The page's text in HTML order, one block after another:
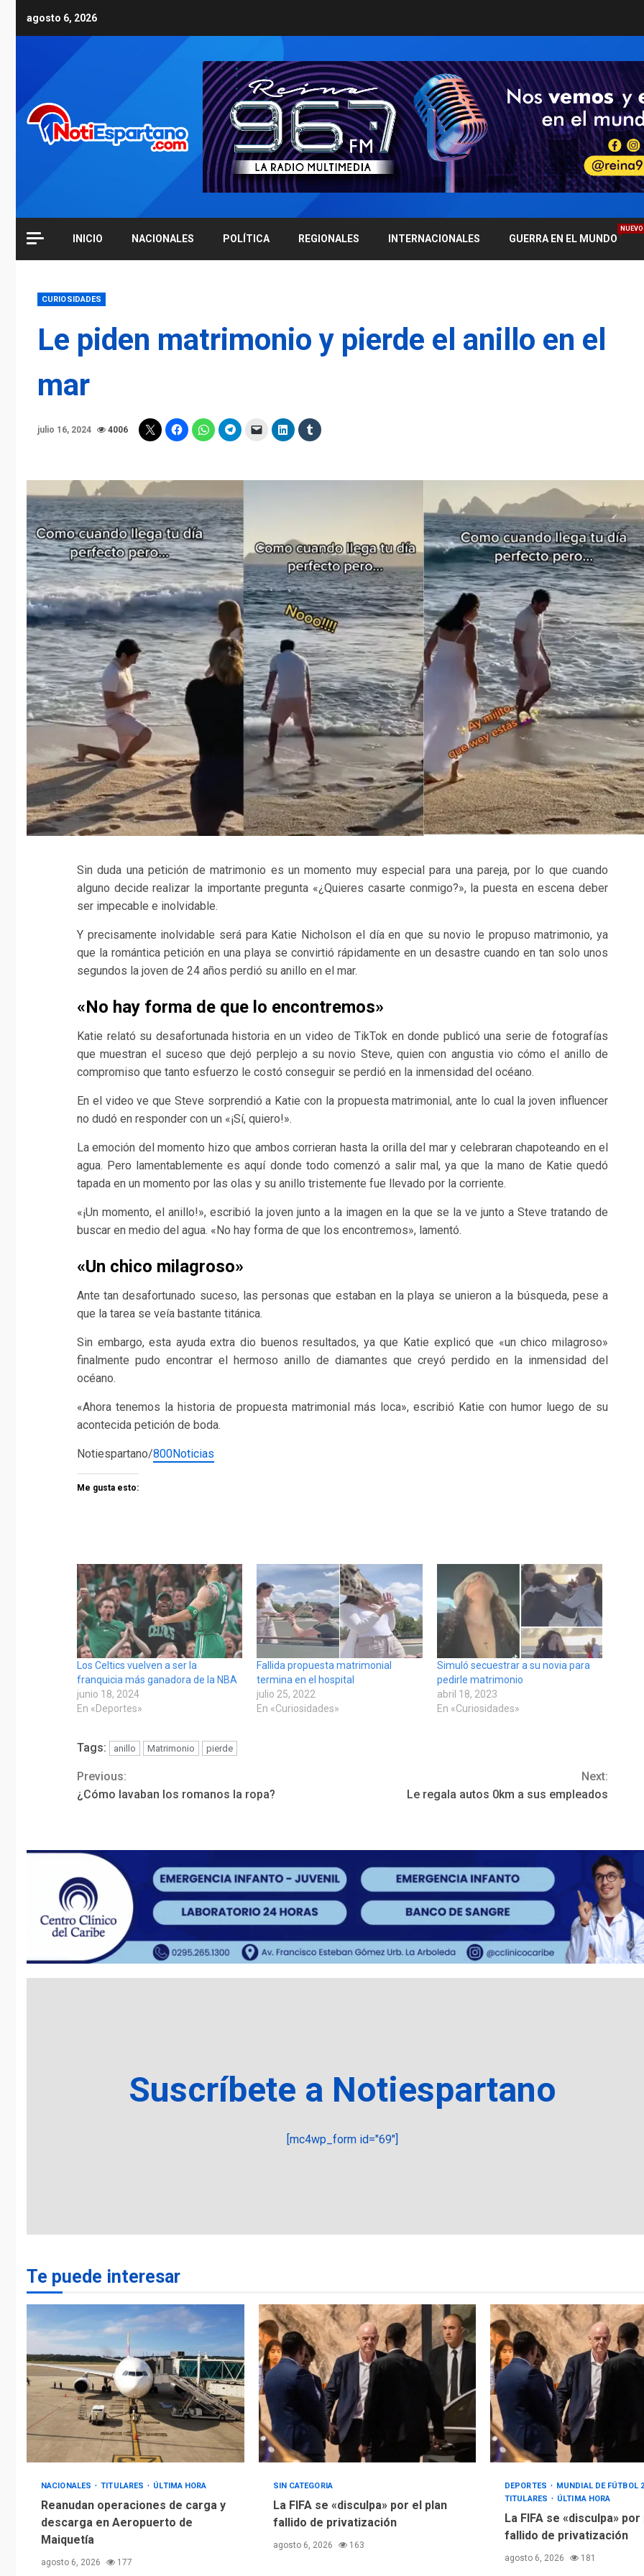
agosto 6, 2026
INICIO NACIONALES POLÍTICA REGIONALES INTERNACIONALES GUERRA EN EL MUNDO
NUEVO
CURIOSIDADES
Le piden matrimonio y pierde el anillo en el
mar
julio 16, 2024 4006
Sin duda una petición de matrimonio es un momento muy especial para una pareja, por lo que cuando
alguno decide realizar la importante pregunta «¿Quieres casarte conmigo?», la puesta en escena deber
ser impecable e inolvidable.
Y precisamente inolvidable será para Katie Nicholson el día en que su novio le propuso matrimonio, ya
que la romántica petición en una playa se convirtió rápidamente en un desastre cuando en tan solo unos
segundos la joven de 24 años perdió su anillo en el mar.
«No hay forma de que lo encontremos»
Katie relató su desafortunada historia en un video de TikTok en donde publicó una serie de fotografías
que muestran el suceso que dejó perplejo a su novio Steve, quien con angustia vio cómo el anillo de
compromiso que tanto esfuerzo le costó conseguir se perdió en la inmensidad del océano.
En el video ve que Steve sorprendió a Katie con la propuesta matrimonial, ante lo cual la joven influencer
no dudó en responder con un «¡Sí, quiero!».
La emoción del momento hizo que ambos corrieran hasta la orilla del mar y celebraran chapoteando en el
agua. Pero lamentablemente es aquí donde todo comenzó a salir mal, ya que la mano de Katie quedó
tapada en un momento por las olas y su anillo tristemente fue llevado por la corriente.
«¡Un momento, el anillo!», escribió la joven junto a la imagen en la que se la ve junto a Steve tratando de
buscar en medio del agua. «No hay forma de que los encontremos», lamentó.
«Un chico milagroso»
Ante tan desafortunado suceso, las personas que estaban en la playa se unieron a la búsqueda, pese a
que la tarea se veía bastante titánica.
Sin embargo, esta ayuda extra dio buenos resultados, ya que Katie explicó que «un chico milagroso»
finalmente pudo encontrar el hermoso anillo de diamantes que creyó perdido en la inmensidad del
océano.
«Ahora tenemos la historia de propuesta matrimonial más loca», escribió Katie con humor luego de su
acontecida petición de boda.
Notiespartano/800Noticias
Me gusta esto:
Los Celtics vuelven a ser la
franquicia más ganadora de la NBA
junio 18, 2024
En «Deportes»
Fallida propuesta matrimonial
termina en el hospital
julio 25, 2022
En «Curiosidades»
Simuló secuestrar a su novia para
pedirle matrimonio
abril 18, 2023
En «Curiosidades»
Tags: anillo Matrimonio pierde
Continue
Previous:
¿Cómo lavaban los romanos la ropa?
Next:
Le regala autos 0km a sus empleados
Suscríbete a Notiespartano
[mc4wp_form id="69"]
Te puede interesar
NACIONALES TITULARES ÚLTIMA HORA
Reanudan operaciones de carga y
descarga en Aeropuerto de
Maiquetía
agosto 6, 2026 177
SIN CATEGORIA
La FIFA se «disculpa» por el plan
fallido de privatización
agosto 6, 2026 163
DEPORTES
MUNDIAL DE FÚTBOL
TITULARES
ÚLTIMA HORA
La FIFA se «disculpa» por
fallido de privatización
agosto 6, 2026 181